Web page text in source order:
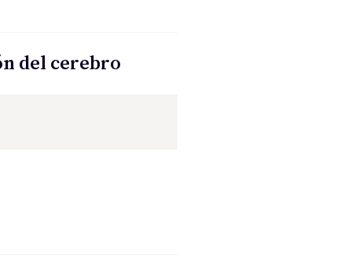
del cerebro